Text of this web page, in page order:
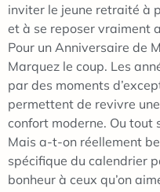
inviter le jeune retraité à
et à se reposer vraiment
Pour un Anniversaire de
Marquez le coup. Les
par des moments
permettent de revivre
confort moderne. Ou
Mais a-t-on réellement
spécifique du calendrier
bonheur à ceux qu’on